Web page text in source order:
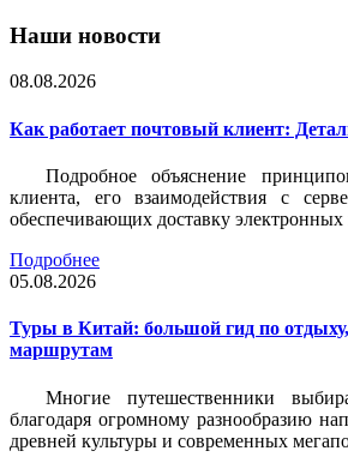
Наши новости
08.08.2026
Как работает почтовый клиент:
Подробное объяснение
клиента, его взаимодействия с
обеспечивающих доставку
Подробнее
05.08.2026
Туры в Китай: большой гид по
маршрутам
Многие путешественники
благодаря огромному разнообразию
древней культуры и современных